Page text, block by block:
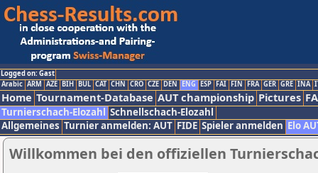
Logged on: Gast
Arabic ARM AZE BIH BUL CAT CHN CRO CZE DEN ENG ESP FAI FIN FRA GER GRE INA
Home Tournament-Database AUT championship Pictures
Turnierschach-Elozahl Schnellschach-Elozahl
Allgemeines Turnier anmelden: AUT FIDE Spieler anmelden Elo
Willkommen bei den offiziellen